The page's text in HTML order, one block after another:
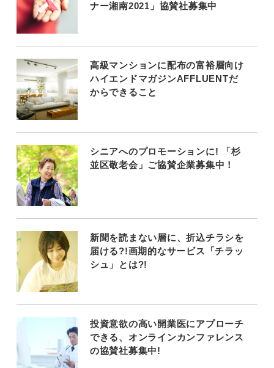
ナー湘南2021」協賛社募集中
高級マンションに配布の富裕層向け
ハイエンドマガジンAFFLUENTだ
からできること
シニアへのプロモーションに! 「杉
並区敬老会」ご協賛企業募集中！
新聞を読まない層に、折込チラシを
届ける?!画期的なサービス「チラッ
シュ」とは?!
投資意欲の高い開業医にアプローチ
できる、オンラインカンファレンス
の協賛社募集中!